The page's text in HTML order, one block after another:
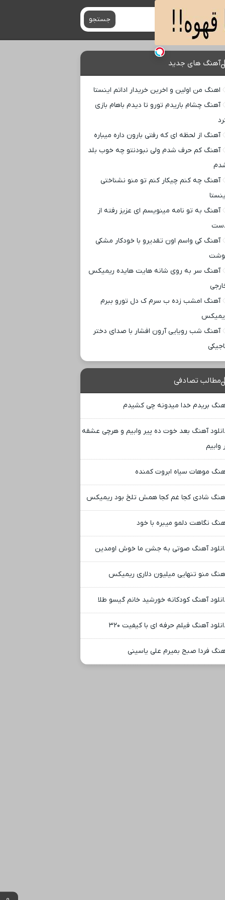
جستجو
آهنگ های جدید
اهنگ من اولین و اخرین خریدار اداتم اینستا
آهنگ چشام باریدم تورو تا دیدم باهام بازی
آهنگ از لحظه ای که رفتی بارون داره میباره
آهنگ کم حرف شدم ولی نبودنتو چه خوب بلد
آهنگ چه کنم چیکار کنم تو منو نشناختی
آهنگ به تو نامه مینویسم ای عزیز رفته از
آهنگ کی واسم اون تقدیرو با خودکار مشکی
آهنگ سر به روی شانه هایت هایده ریمیکس
آهنگ امشب زده ب سرم ک دل تورو ببرم
آهنگ شب رویایی آرون افشار با صدای دختر
مطالب تصادفی
بریدم خدا میدونه چی کشیدم
آهنگ بعد خوت ده پیر وابیم و هرچی عشقه
وابیم
موهات سیاه ابروت کمنده
شادی کجا غم کجا همش تلخ بود ریمیکس
نگاهت دلمو میبره با خود
آهنگ صوتی به جشن ما خوش اومدین
منو تنهایی میلیون دلاری ریمیکس
آهنگ کودکانه خورشید خانم گیسو طلا
آهنگ فیلم حرفه ای با کیفیت ۳۲۰
فردا صبح بمیرم علی یاسینی